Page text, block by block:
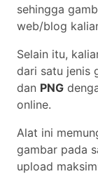
sehingga
web/blog
Selain itu,
dari satu jenis
dan PNG
online.
Alat ini
gambar pada
upload